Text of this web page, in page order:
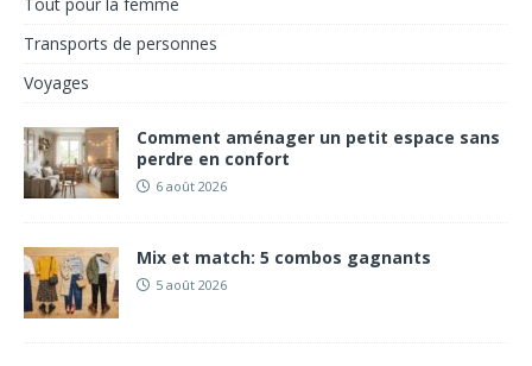
Transports de personnes
Voyages
Comment aménager un petit espace sans
perdre en confort
6 août 2026
Mix et match: 5 combos gagnants
5 août 2026